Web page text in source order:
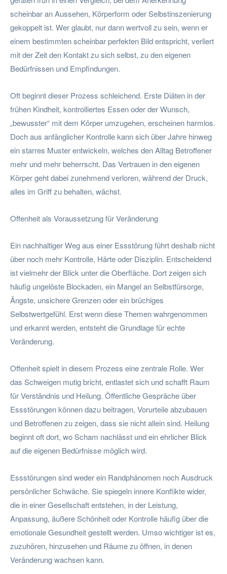
scheinbar an Aussehen, Körperform oder Selbstinszenierung
gekoppelt ist. Wer glaubt, nur dann wertvoll zu sein, wenn er
einem bestimmten scheinbar perfekten Bild entspricht, verliert
mit der Zeit den Kontakt zu sich selbst, zu den eigenen
Bedürfnissen und Empfindungen.
Oft beginnt dieser Prozess schleichend. Erste Diäten in der
frühen Kindheit, kontrolliertes Essen oder der Wunsch,
„bewusster“ mit dem Körper umzugehen, erscheinen harmlos.
Doch aus anfänglicher Kontrolle kann sich über Jahre hinweg
ein starres Muster entwickeln, welches den Alltag Betroffener
mehr und mehr beherrscht. Das Vertrauen in den eigenen
Körper geht dabei zunehmend verloren, während der Druck,
alles im Griff zu behalten, wächst.
Offenheit als Voraussetzung für Veränderung
Ein nachhaltiger Weg aus einer Essstörung führt deshalb nicht
über noch mehr Kontrolle, Härte oder Disziplin. Entscheidend
ist vielmehr der Blick unter die Oberfläche. Dort zeigen sich
häufig ungelöste Blockaden, ein Mangel an Selbstfürsorge,
Ängste, unsichere Grenzen oder ein brüchiges
Selbstwertgefühl. Erst wenn diese Themen wahrgenommen
und erkannt werden, entsteht die Grundlage für echte
Veränderung.
Offenheit spielt in diesem Prozess eine zentrale Rolle. Wer
das Schweigen mutig bricht, entlastet sich und schafft Raum
für Verständnis und Heilung. Öffentliche Gespräche über
Essstörungen können dazu beitragen, Vorurteile abzubauen
und Betroffenen zu zeigen, dass sie nicht allein sind. Heilung
beginnt oft dort, wo Scham nachlässt und ein ehrlicher Blick
auf die eigenen Bedürfnisse möglich wird.
Essstörungen sind weder ein Randphänomen noch Ausdruck
persönlicher Schwäche. Sie spiegeln innere Konflikte wider,
die in einer Gesellschaft entstehen, in der Leistung,
Anpassung, äußere Schönheit oder Kontrolle häufig über die
emotionale Gesundheit gestellt werden. Umso wichtiger ist es,
zuzuhören, hinzusehen und Räume zu öffnen, in denen
Veränderung wachsen kann.